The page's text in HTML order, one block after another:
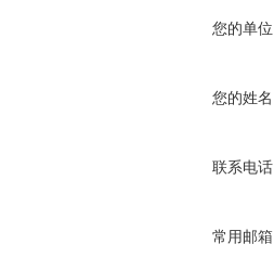
您的单
您的姓
联系电
常用邮